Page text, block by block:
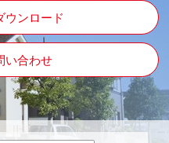
ウンロード
い合わせ